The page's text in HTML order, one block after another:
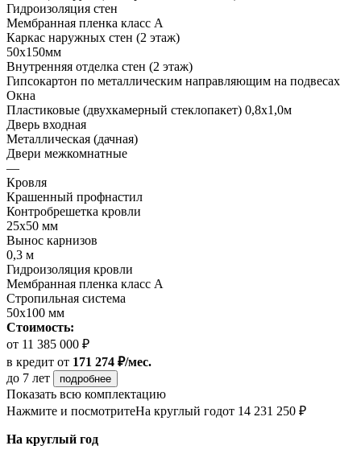
Гидроизоляция стен
Мембранная пленка класс А
Каркас наружных стен (2 этаж)
50х150мм
Внутренняя отделка стен (2 этаж)
Гипсокартон по металлическим направляющим на подвесах
Окна
Пластиковые (двухкамерный стеклопакет) 0,8х1,0м
Дверь входная
Металлическая (дачная)
Двери межкомнатные
—
Кровля
Крашенный профнастил
Контробрешетка кровли
25х50 мм
Вынос карнизов
0,3 м
Гидроизоляция кровли
Мембранная пленка класс А
Стропильная система
50х100 мм
Стоимость:
от 11 385 000 ₽
в кредит от 171 274 ₽/мес.
до 7 лет
подробнее
Показать всю комплектацию
Нажмите и посмотритеНа круглый годот 14 231 250 ₽
На круглый год